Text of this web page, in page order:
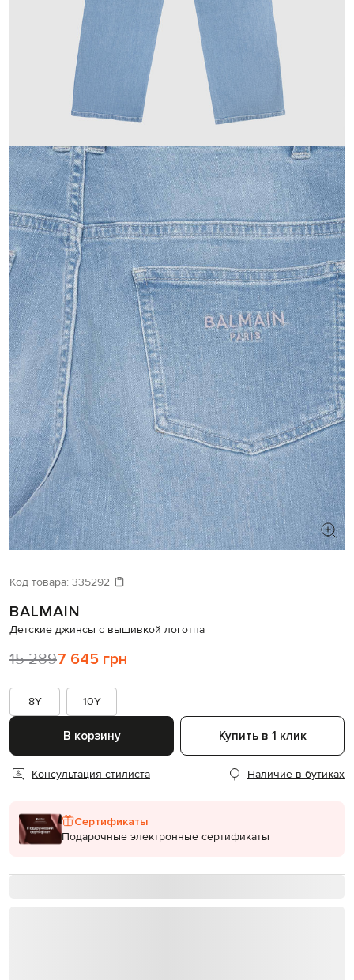
Код товара: 335292
BALMAIN
Детские джинсы с вышивкой логотпа
15 2897 645 грн
8Y 10Y
В корзину Купить в 1 клик
Консультация стилиста Наличие в бутиках
Сертификаты
Подарочные электронные сертификаты